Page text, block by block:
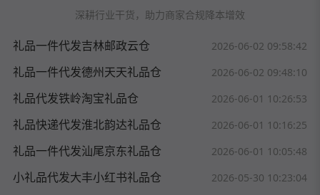
深耕行业干货，助力商家合规降本增效
礼品一件代发吉林邮政云仓 2026-06-02 09:58:42
礼品一件代发德州天天礼品仓 2026-06-02 09:48:10
礼品代发铁岭淘宝礼品仓 2026-06-01 10:26:53
礼品快递代发淮北韵达礼品仓 2026-06-01 10:16:25
礼品一件代发汕尾京东礼品仓 2026-06-01 10:05:48
小礼品代发大丰小红书礼品仓 2026-05-30 10:23:04